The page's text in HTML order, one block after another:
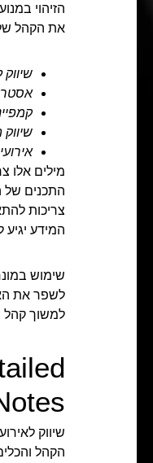
הזיהוי
את הקהל
שיווק
שיווק
מילים אלו
התכנים של
צריכות
המידע יגיע
שימוש
לשפר את
למשוך קהל
שיווק
הקהל